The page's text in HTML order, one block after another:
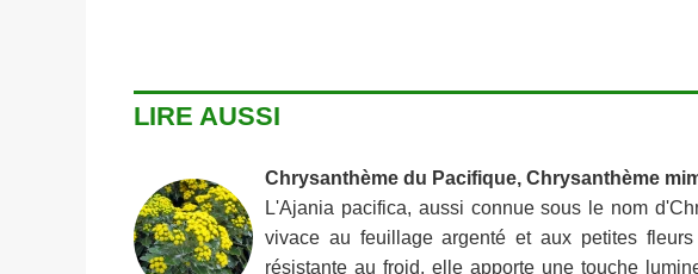
LIRE AUSSI
Chrysanthème du Pacifique, Chrysanthème
L'Ajania pacifica, aussi connue sous le nom
vivace au feuillage argenté et aux petites
résistante au froid, elle apporte une touche